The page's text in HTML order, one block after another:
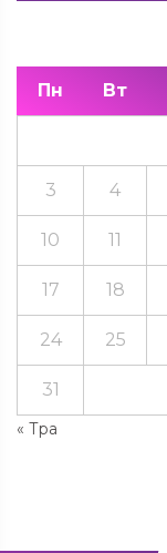
Пн Вт
« Тра
3 4
10 11
17 18
24 25
31